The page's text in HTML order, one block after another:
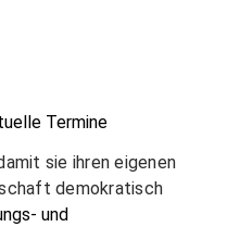
Termine
sie ihren eigenen
demokratisch
und